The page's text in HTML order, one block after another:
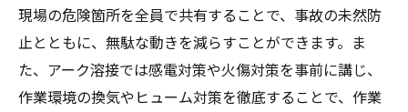
現場の危険箇所を全員で共有することで、事故の未然防
止とともに、無駄な動きを減らすことができます。ま
た、アーク溶接では感電対策や火傷対策を事前に講じ、
作業環境の換気やヒューム対策を徹底することで、作業